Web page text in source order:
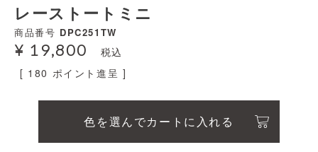
レーストートミニ
商品番号 DPC251TW
¥ 19,800
税込
[ 180 ポイント進呈 ]
色を選んでカートに入れる